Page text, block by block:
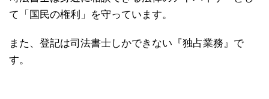
て「国民の権利」を守っています。
また、登記は司法書士しかできない『独占業務』で
す。